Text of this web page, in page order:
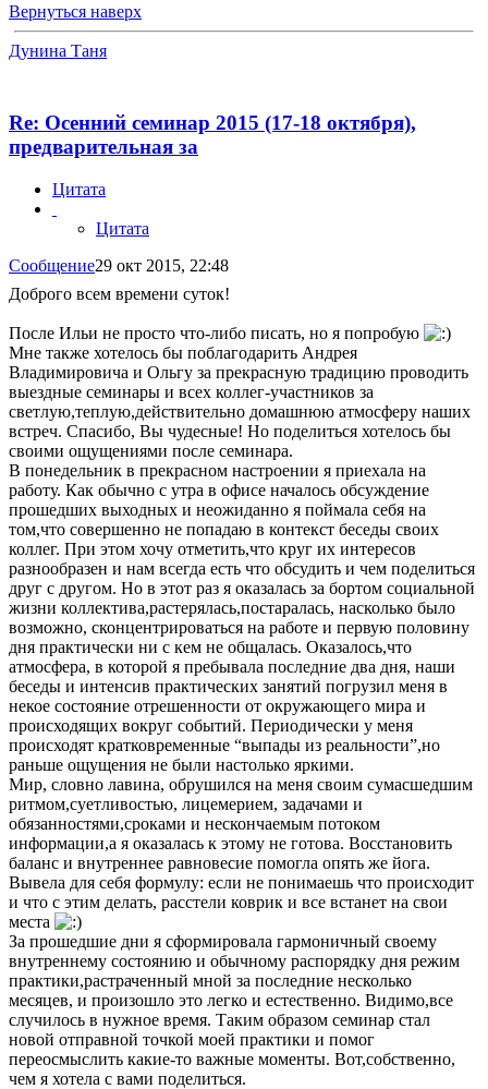
Вернуться наверх
Дунина Таня
Re: Осенний семинар 2015 (17-18 октября),
предварительная за
Цитата
Цитата
Сообщение29 окт 2015, 22:48
Доброго всем времени суток!
После Ильи не просто что-либо писать, но я попробую
Мне также хотелось бы поблагодарить Андрея
Владимировича и Ольгу за прекрасную традицию проводить
выездные семинары и всех коллег-участников за
светлую,теплую,действительно домашнюю атмосферу наших
встреч. Спасибо, Вы чудесные! Но поделиться хотелось бы
своими ощущениями после семинара.
В понедельник в прекрасном настроении я приехала на
работу. Как обычно с утра в офисе началось обсуждение
прошедших выходных и неожиданно я поймала себя на
том,что совершенно не попадаю в контекст беседы своих
коллег. При этом хочу отметить,что круг их интересов
разнообразен и нам всегда есть что обсудить и чем поделиться
друг с другом. Но в этот раз я оказалась за бортом социальной
жизни коллектива,растерялась,постаралась, насколько было
возможно, сконцентрироваться на работе и первую половину
дня практически ни с кем не общалась. Оказалось,что
атмосфера, в которой я пребывала последние два дня, наши
беседы и интенсив практических занятий погрузил меня в
некое состояние отрешенности от окружающего мира и
происходящих вокруг событий. Периодически у меня
происходят кратковременные “выпады из реальности”,но
раньше ощущения не были настолько яркими.
Мир, словно лавина, обрушился на меня своим сумасшедшим
ритмом,суетливостью, лицемерием, задачами и
обязанностями,сроками и нескончаемым потоком
информации,а я оказалась к этому не готова. Восстановить
баланс и внутреннее равновесие помогла опять же йога.
Вывела для себя формулу: если не понимаешь что происходит
и что с этим делать, расстели коврик и все встанет на свои
места
За прошедшие дни я сформировала гармоничный своему
внутреннему состоянию и обычному распорядку дня режим
практики,растраченный мной за последние несколько
месяцев, и произошло это легко и естественно. Видимо,все
случилось в нужное время. Таким образом семинар стал
новой отправной точкой моей практики и помог
переосмыслить какие-то важные моменты. Вот,собственно,
чем я хотела с вами поделиться.